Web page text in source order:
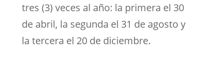
tres (3) veces al año: la primera el 30
de abril, la segunda el 31 de agosto y
la tercera el 20 de diciembre.